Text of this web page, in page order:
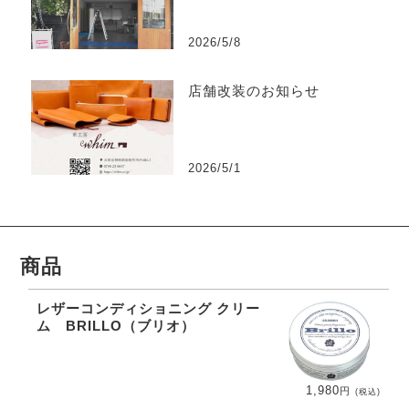
2026/5/8
店舗改装のお知らせ
2026/5/1
商品
レザーコンディショニング クリー
ム BRILLO（ブリオ）
1,980 円 (税込)